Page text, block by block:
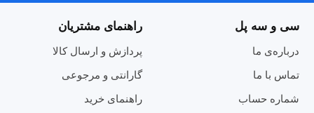
سی و سه پل
درباره‌ی ما
تماس با ما
شماره حساب
راهنمای مشتریان
پردازش و ارسال کالا
گارانتی و مرجوعی
راهنمای خرید